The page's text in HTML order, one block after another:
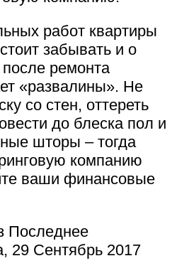
работ квартиры
забывать и о
ремонта
«развалины». Не
со стен, оттереть
до блеска пол и
шторы – тогда
компанию
ваши финансовые
Последнее
29 Сентябрь 2017